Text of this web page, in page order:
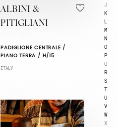
J
K
L
M
N
O
P
Q
R
S
T
U
V
W
X
ALBINI &
PITIGLIANI
PADIGLIONE CENTRALE /
PIANO TERRA / H/15
ITALY